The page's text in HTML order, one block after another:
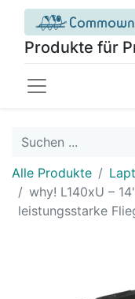
Produkte für
Alle Produkte
why! L140xU –
leistungsstarke